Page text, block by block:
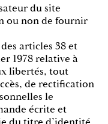
du site
ou non de fournir
articles 38 et
1978 relative à
libertés, tout
de rectification
le
écrite et